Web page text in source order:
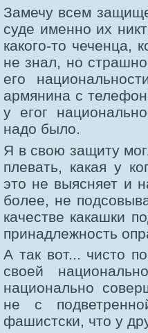
Замечу всем
суде именно их
какого-то чеченца,
не знал, но
его
армянина с
у егог
надо было.
Я в свою защиту
плевать, какая у
это не выясняет и
более, не
качестве какашки
принадлежность
А так вот... чисто
своей
национально
не с
фашистски, что у